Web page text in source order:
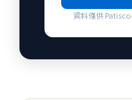
資料僅供